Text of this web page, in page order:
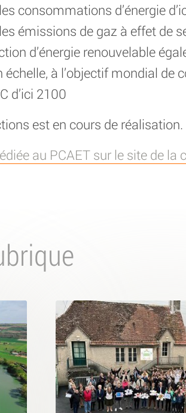
consommations d’énergie
émissions de gaz à effet de
d’énergie renouvelable
échelle, à l’objectif mondial de
d’ici 2100
est en cours de réalisation.
au PCAET sur le site de la